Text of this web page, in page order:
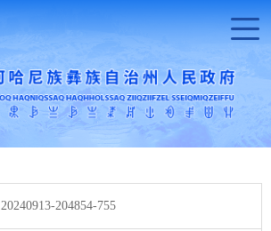
20240913-204854-755